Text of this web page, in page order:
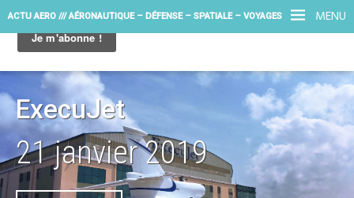
MENU
ACTU AERO /// AÉRONAUTIQUE – DÉFENSE – SPATIALE – VOYAGES
ExecuJet
21 janvier 2019